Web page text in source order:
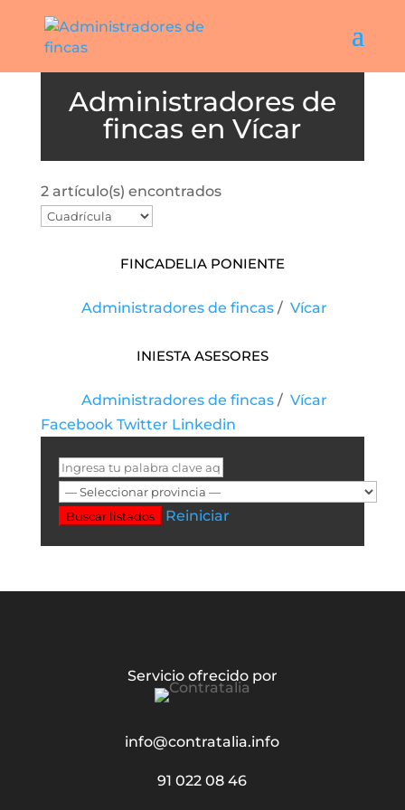
Vícar
2 artículo(s) encontrados
FINCADELIA PONIENTE
Administradores de fincas/ Vícar
Iniesta Asesores
Administradores de fincas/ Vícar
Facebook Twitter Linkedin
Buscar listados Reiniciar
Servicio ofrecido por
info@contratalia.info
91 022 08 46